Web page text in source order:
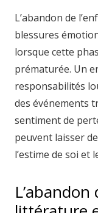
L’abandon de
blessures
lorsque cette
prématurée. Un
responsabilités
des événements
sentiment de
peuvent laisser
l’estime de soi et
L’abandon